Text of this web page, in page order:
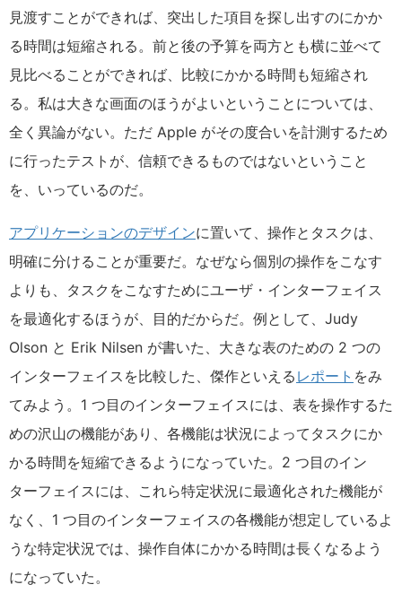
見渡すことができれば、突出した項目を探し出すのにかか
る時間は短縮される。前と後の予算を両方とも横に並べて
見比べることができれば、比較にかかる時間も短縮され
る。私は大きな画面のほうがよいということについては、
全く異論がない。ただ Apple がその度合いを計測するため
に行ったテストが、信頼できるものではないということ
を、いっているのだ。
アプリケーションのデザインに置いて、操作とタスクは、
明確に分けることが重要だ。なぜなら個別の操作をこなす
よりも、タスクをこなすためにユーザ・インターフェイス
を最適化するほうが、目的だからだ。例として、Judy
Olson と Erik Nilsen が書いた、大きな表のための 2 つの
インターフェイスを比較した、傑作といえる レポート をみ
てみよう。1 つ目のインターフェイスには、表を操作するた
めの沢山の機能があり、各機能は状況によってタスクにか
かる時間を短縮できるようになっていた。2 つ目のイン
ターフェイスには、これら特定状況に最適化された機能が
なく、1 つ目のインターフェイスの各機能が想定しているよ
うな特定状況では、操作自体にかかる時間は長くなるよう
になっていた。